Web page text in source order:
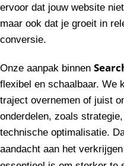
ervoor dat jouw website
maar ook dat je groeit in
conversie.
Onze aanpak binnen
flexibel en schaalbaar. We
traject overnemen of juist
onderdelen, zoals
technische optimalisatie.
aandacht aan het